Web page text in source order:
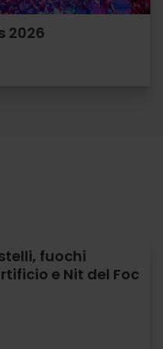
2026
fuochi
e Nit del Foc